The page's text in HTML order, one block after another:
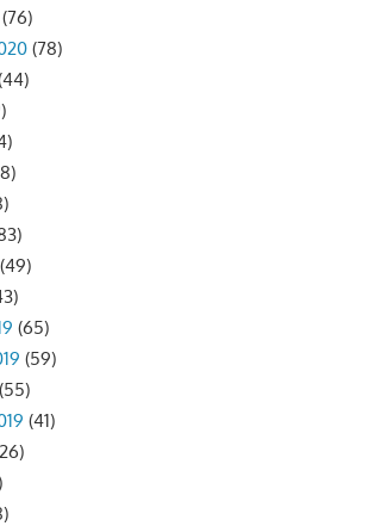
(76)
(78)
(49)
(65)
(59)
(55)
(41)